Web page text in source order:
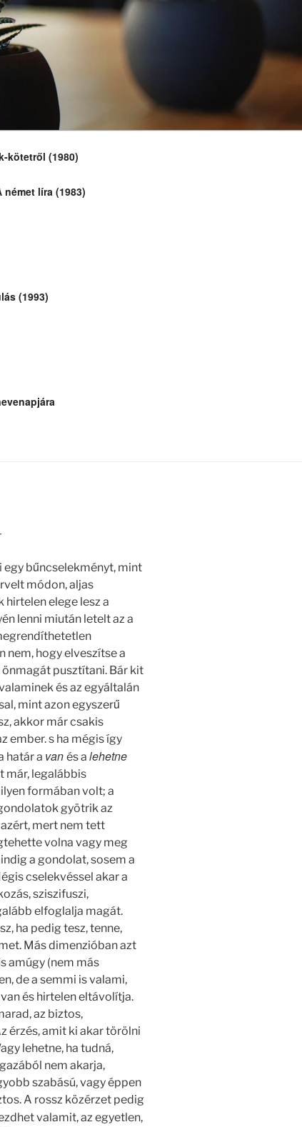
kötetről (1980)
német líra (1983)
(1993)
egy bűncselekményt, mint
módon, aljas
hirtelen elege lesz a
lenni miután letelt az a
nem, hogy elveszítse a
pusztítani. Bár kit
és az egyáltalán
mint azon egyszerű
akkor már csakis
ember. s ha mégis így
határ a van és a lehetne
már, legalábbis
formában volt; a
gyötrik az
mert nem tett
volna vagy meg
a gondolat, sosem a
cselekvéssel akar a
sziszifuszi,
elfoglalja magát.
ha pedig tesz, tenne,
Más dimenzióban azt
amúgy (nem más
de a semmi is valami,
és hirtelen eltávolítja.
az biztos,
érzés, amit ki akar törölni
lehetne, ha tudná,
nem akarja,
szabású, vagy éppen
A rossz közérzet pedig
valamit, az egyetlen,